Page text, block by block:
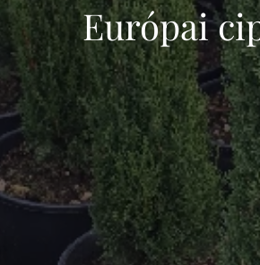
Európai